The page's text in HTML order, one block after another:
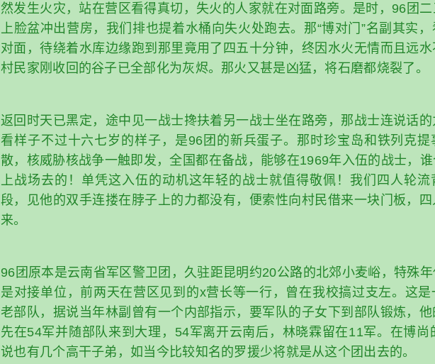
然发生火灾，站在营区看得真切，失火的人家就在对面路旁。是时，96团
上脸盆冲出营房，我们排也提着水桶向失火处跑去。那“博对门”名副其实
对面，待绕着水库边缘跑到那里竟用了四五十分钟，终因水火无情而且远
村民家刚收回的谷子已全部化为灰烬。那火又甚是凶猛，将石磨都烧裂了。
返回时天已黑定，途中见一战士搀扶着另一战士坐在路旁，那战士连说话的
看样子不过十六七岁的样子，是96团的新兵蛋子。那时珍宝岛和铁列克提
散，核威胁核战争一触即发，全国都在备战，能够在1969年入伍的战士，
上战场去的！单凭这入伍的动机这年轻的战士就值得敬佩！我们四人轮
段，见他的双手连搂在脖子上的力都没有，便索性向村民借来一块门板，四
来。
96团原本是云南省军区警卫团，久驻距昆明约20公路的北郊小麦峪，特殊
是对接单位，前两天在营区见到的x营长等一行，曾在我校搞过支左。这是
老部队，据说当年林副曾有一个内部指示，要军队的子女下到部队锻炼，
先在54军并随部队来到大理，54军离开云南后，林晓霖留在11军。在博尚
说也有几个高干子弟，如当今比较知名的罗援少将就是从这个团出去的。